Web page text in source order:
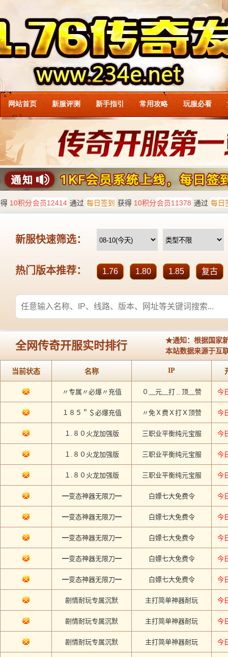
网站首页 新服评测 新手指引 常用攻略 玩服必看